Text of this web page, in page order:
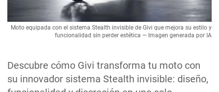
Descubre cómo Givi transforma tu moto con
su innovador sistema Stealth invisible: diseño,
Moto equipada con el sistema Stealth invisible de Givi que mejora su estilo y
funcionalidad sin perder estética — Imagen generada por IA